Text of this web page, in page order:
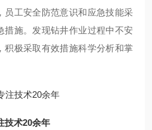
员工安全防范意识和应急技能采
措施。发现钻井作业过程中不安
积极采取有效措施科学分析和掌
技术20余年